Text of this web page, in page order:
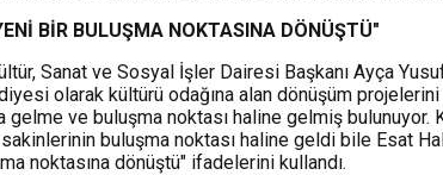
BİR BULUŞMA NOKTASINA DÖNÜŞTÜ"
Sanat ve Sosyal İşler Dairesi Başkanı Ayça
olarak kültürü odağına alan dönüşüm
ve buluşma noktası haline gelmiş
sakinlerinin buluşma noktası haline geldi bile
noktasına dönüştü" ifadelerini kullandı.